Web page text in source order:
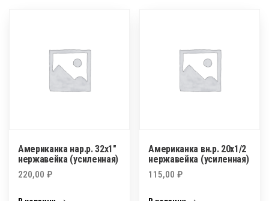
Американка нар.р. 32х1″
нержавейка (усиленная)
220,00 ₽
Американка вн.р. 20х1/2
нержавейка (усиленная)
115,00₽